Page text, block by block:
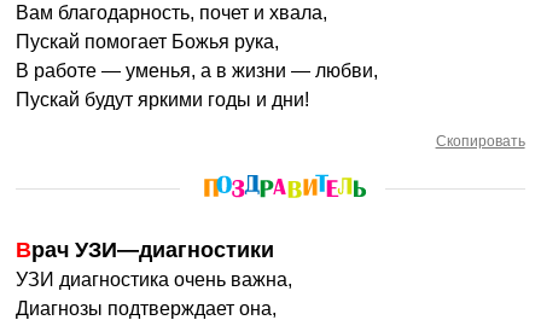
Вам благодарность, почет и хвала,
Пускай помогает Божья рука,
В работе — уменья, а в жизни — любви,
Пускай будут яркими годы и дни!
Скопировать
Врач УЗИ—диагностики
УЗИ диагностика очень важна,
Диагнозы подтверждает она,